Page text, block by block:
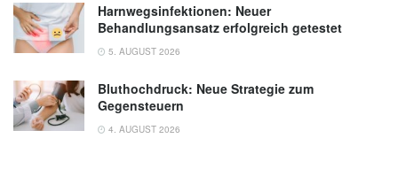
Harnwegsinfektionen: Neuer
Behandlungsansatz erfolgreich getestet
5. AUGUST 2026
Bluthochdruck: Neue Strategie zum
Gegensteuern
4. AUGUST 2026